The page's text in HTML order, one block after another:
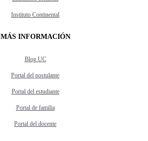
Instituto Continental
MÁS INFORMACIÓN
Blog UC
Portal del postulante
Portal del estudiante
Portal de familia
Portal del docente